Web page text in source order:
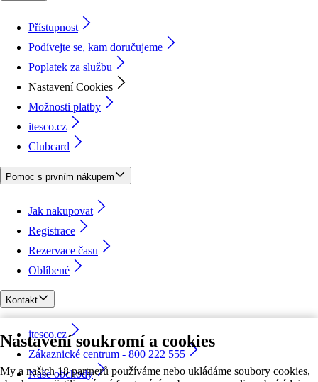
Nastavení soukromí a cookies
My a našich 18 partnerů používáme nebo ukládáme soubory cookies,
Přístupnost
Podívejte se, kam doručujeme
Poplatek za službu
Nastavení Cookies
Možnosti platby
itesco.cz
Clubcard
Pomoc s prvním nákupem
Jak nakupovat
Registrace
Rezervace času
Oblíbené
Kontakt
itesco.cz
Zákaznické centrum - 800 222 555
Naše obchody